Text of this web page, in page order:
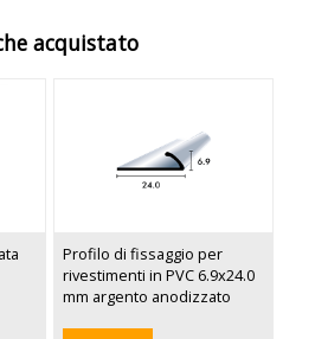
acquistato
Profilo di fissaggio per
rivestimenti in PVC 6.9x24.0
mm argento anodizzato